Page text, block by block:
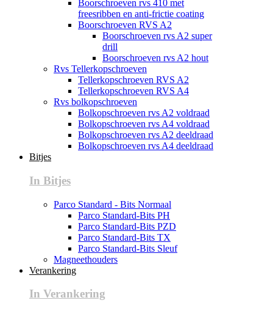
Boorschroeven rvs 410 met
freesribben en anti-frictie coating
Boorschroeven RVS A2
Boorschroeven rvs A2 super
drill
Boorschroeven rvs A2 hout
Rvs Tellerkopschroeven
Tellerkopschroeven RVS A2
Tellerkopschroeven RVS A4
Rvs bolkopschroeven
Bolkopschroeven rvs A2 voldraad
Bolkopschroeven rvs A4 voldraad
Bolkopschroeven rvs A2 deeldraad
Bolkopschroeven rvs A4 deeldraad
Bitjes
In Bitjes
Parco Standard - Bits Normaal
Parco Standard-Bits PH
Parco Standard-Bits PZD
Parco Standard-Bits TX
Parco Standard-Bits Sleuf
Magneethouders
Verankering
In Verankering